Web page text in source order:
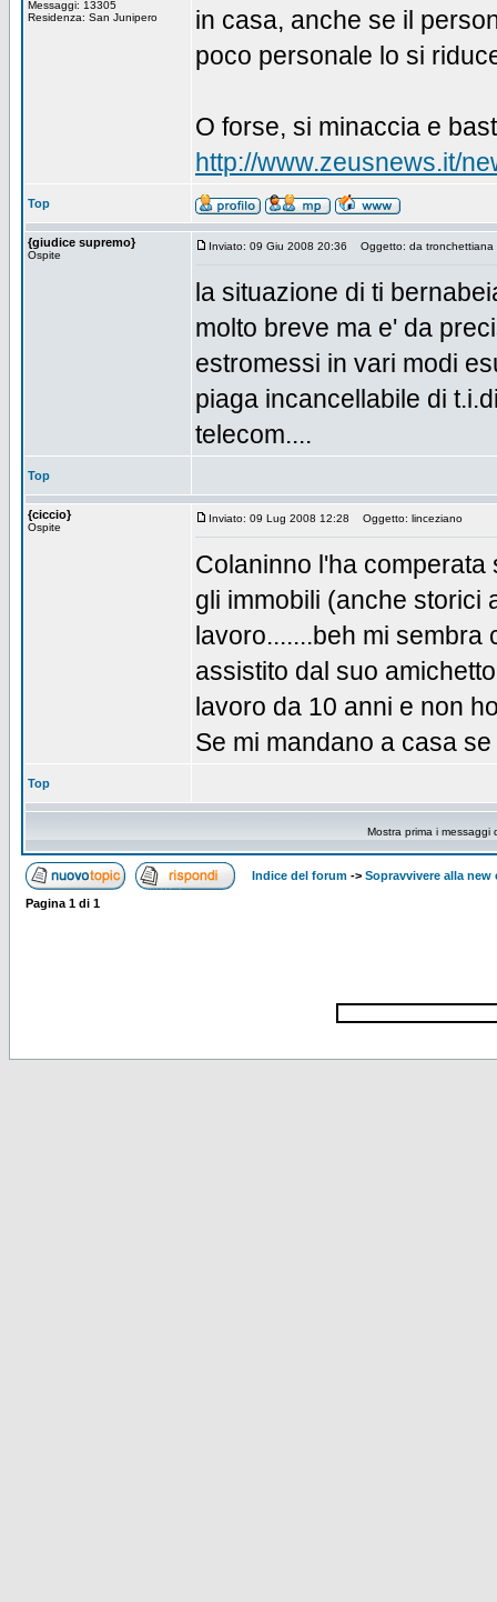
Messaggi: 13305
Residenza: San Junipero
in casa, anche se il
poco personale lo si
O forse, si minaccia e
http://www.zeusnews.it/
Top
{giudice supremo}
Ospite
Inviato: 09 Giu 2008 20:36 Oggetto: da tronchettiana
la situazione di ti
molto breve ma e' da
estromessi in vari modi
piaga incancellabile di
telecom....
Top
{ciccio}
Ospite
Inviato: 09 Lug 2008 12:28 Oggetto: linceziano
Colaninno l'ha
gli immobili (anche storici
lavoro.......beh mi sembra
assistito dal suo
lavoro da 10 anni e non
Se mi mandano a casa
Top
Mostra prima i messaggi
Indice del forum -> Sopravvivere alla new
Pagina 1 di 1